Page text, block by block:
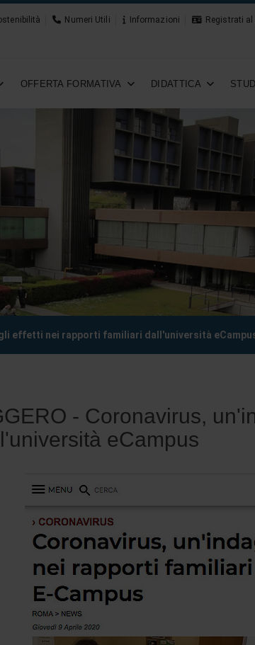
Numeri Utili Informazioni Registrati al
OFFERTA FORMATIVA DIDATTICA
effetti nei rapporti familiari dall'università
- Coronavirus,
eCampus